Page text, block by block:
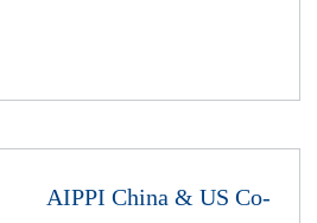
AIPPI China & US Co-